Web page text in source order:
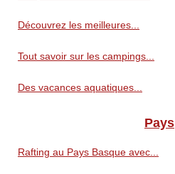
Découvrez les meilleures...
Tout savoir sur les campings...
Des vacances aquatiques...
Pays
Rafting au Pays Basque avec...